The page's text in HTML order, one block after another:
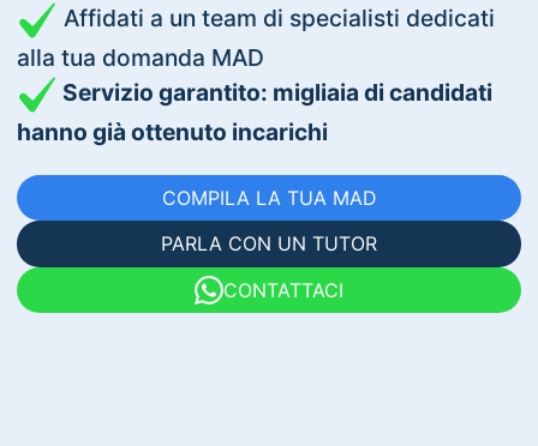
Affidati a un team di specialisti dedicati
alla tua domanda MAD
Servizio garantito: migliaia di candidati
hanno già ottenuto incarichi
COMPILA LA TUA MAD
PARLA CON UN TUTOR
CONTATTACI